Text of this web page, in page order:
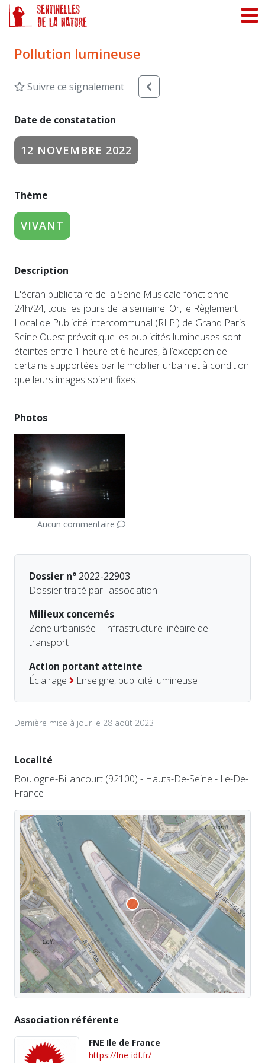
Pollution lumineuse
Suivre ce signalement
Date de constatation
12 NOVEMBRE 2022
Thème
VIVANT
Description
L'écran publicitaire de la Seine Musicale fonctionne
24h/24, tous les jours de la semaine. Or, le Règlement
Local de Publicité intercommunal (RLPi) de Grand Paris
Seine Ouest prévoit que les publicités lumineuses sont
éteintes entre 1 heure et 6 heures, à l’exception de
certains supportées par le mobilier urbain et à condition
que leurs images soient fixes.
Photos
Aucun commentaire
Dossier n° 2022-22903
Dossier traité par l'association
Milieux concernés
Zone urbanisée – infrastructure linéaire de
transport
Action portant atteinte
Éclairage
Enseigne, publicité lumineuse
Dernière mise à jour le 28 août 2023
Localité
Boulogne-Billancourt (92100) - Hauts-De-Seine - Ile-De-
France
Association référente
FNE Ile de France
https://fne-idf.fr/
Panneau de gestion des cookies